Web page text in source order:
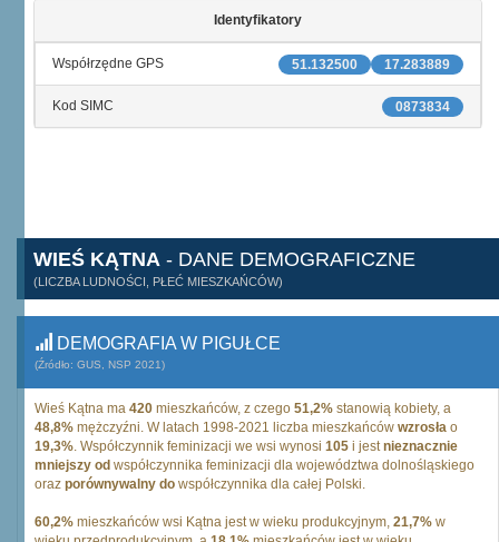
Identyfikatory
17.283889
51.132500
Współrzędne GPS
0873834
Kod SIMC
WIEŚ KĄTNA - DANE DEMOGRAFICZNE
(LICZBA LUDNOŚCI, PŁEĆ MIESZKAŃCÓW)
DEMOGRAFIA W PIGUŁCE
(Źródło: GUS, NSP 2021)
Wieś Kątna ma 420 mieszkańców, z czego 51,2% stanowią kobiety, a
48,8% mężczyźni. W latach 1998-2021 liczba mieszkańców wzrosła o
19,3%. Współczynnik feminizacji we wsi wynosi 105 i jestnieznacznie
mniejszy od współczynnika feminizacji dla województwa dolnośląskiego
oraz porównywalny do współczynnika dla całej Polski.
60,2% mieszkańców wsi Kątna jest w wieku produkcyjnym, 21,7% w